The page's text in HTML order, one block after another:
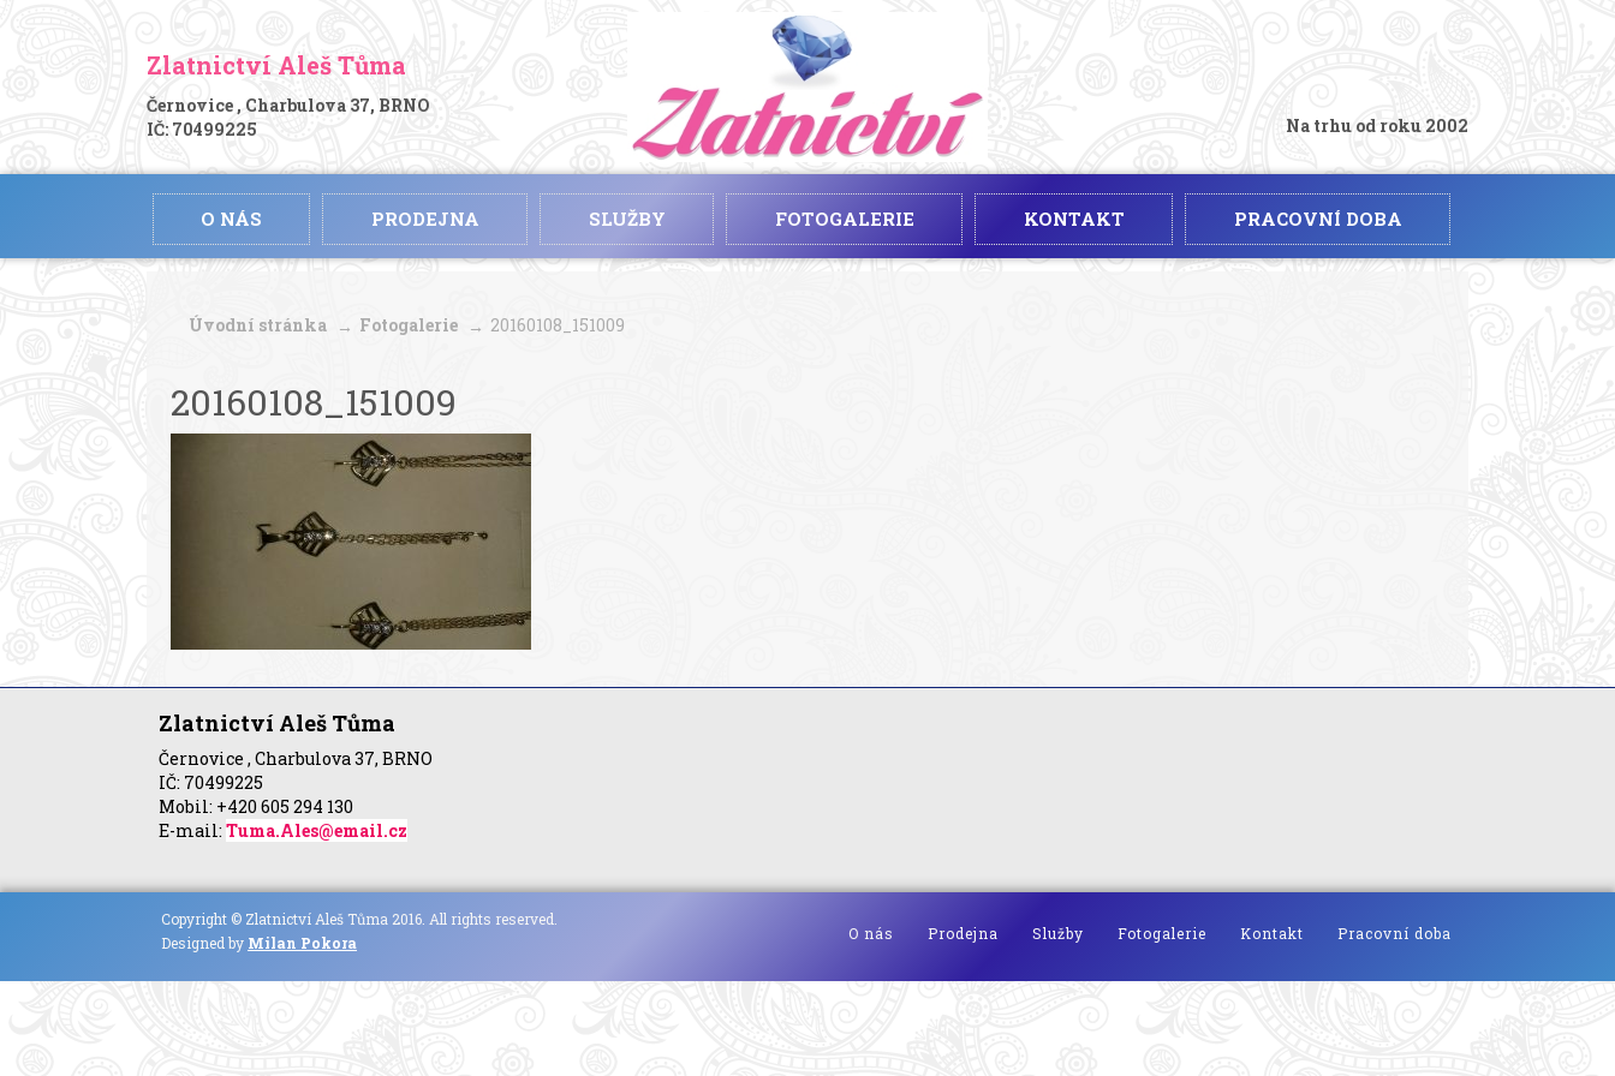
Zlatnictví Aleš Tůma
Černovice , Charbulova 37, BRNO
IČ: 70499225
Na trhu od roku 2002
O NÁS PRODEJNA SLUŽBY FOTOGALERIE KONTAKT PRACOVNÍ DOBA
Úvodní stránka Fotogalerie 20160108_151009
20160108_151009
Zlatnictví Aleš Tůma
Černovice , Charbulova 37, BRNO
IČ: 70499225
Mobil: +420 605 294 130
E-mail: Tuma.Ales@email.cz
Copyright © Zlatnictví Aleš Tůma 2016. All rights reserved.
Designed by Milan Pokora O nás Prodejna Služby Fotogalerie Kontakt Pracovní doba